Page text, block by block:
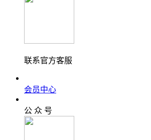
联系官方客服
会员中心
公 众 号